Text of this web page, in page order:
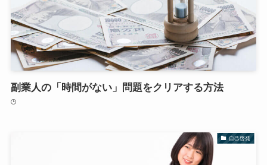
副業人の「時間がない」問題をクリアする方法
自己啓発